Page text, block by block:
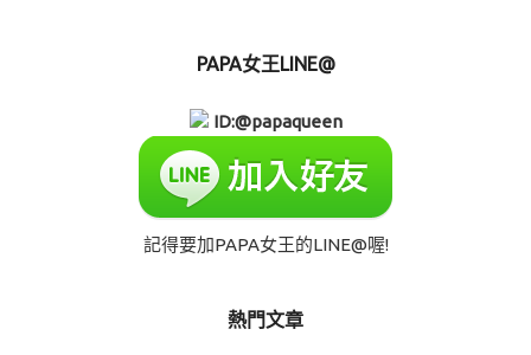
PAPA女王LINE@
ID:@papaqueen
記得要加PAPA女王的LINE@喔!
熱門文章